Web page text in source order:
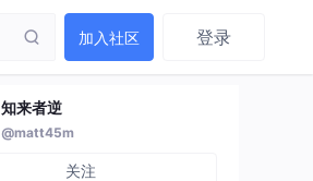
加入社区 登录
知来者逆
@matt45m
关注